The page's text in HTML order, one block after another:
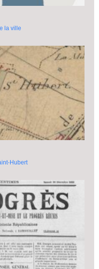
la ville
Hubert